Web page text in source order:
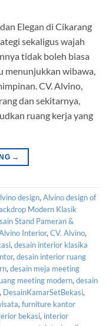
Elegan di Cikarang
sekaligus wajah
tidak boleh biasa
menunjukkan wibawa,
CV. Alvino,
dan sekitarnya,
ruang kerja yang
→
design, Alvino design of
Modern Klasik
Stand Pameran &
Interior, CV. Alvino,
, desain interior klasika
, desain interior ruang
, desain meja meeting
meeting modern, desain
, DesainKamarSetBekasi,
, furniture kantor
bekasi, interior